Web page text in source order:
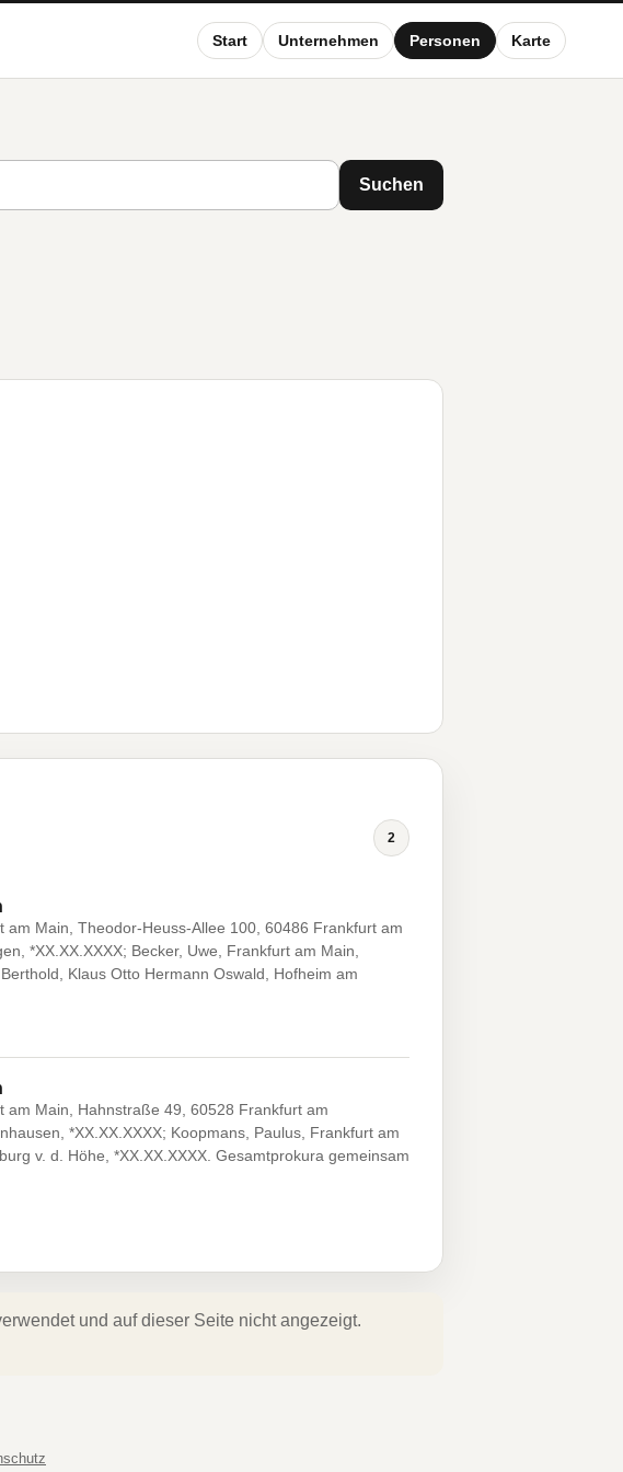
Start Unternehmen Personen Karte
Suchen
2
Main, Theodor-Heuss-Allee 100, 60486 Frankfurt am
*XX.XX.XXXX; Becker, Uwe, Frankfurt am Main,
Klaus Otto Hermann Oswald, Hofheim am
am Main, Hahnstraße 49, 60528 Frankfurt am
*XX.XX.XXXX; Koopmans, Paulus, Frankfurt am
v. d. Höhe, *XX.XX.XXXX. Gesamtprokura gemeinsam
und auf dieser Seite nicht angezeigt.